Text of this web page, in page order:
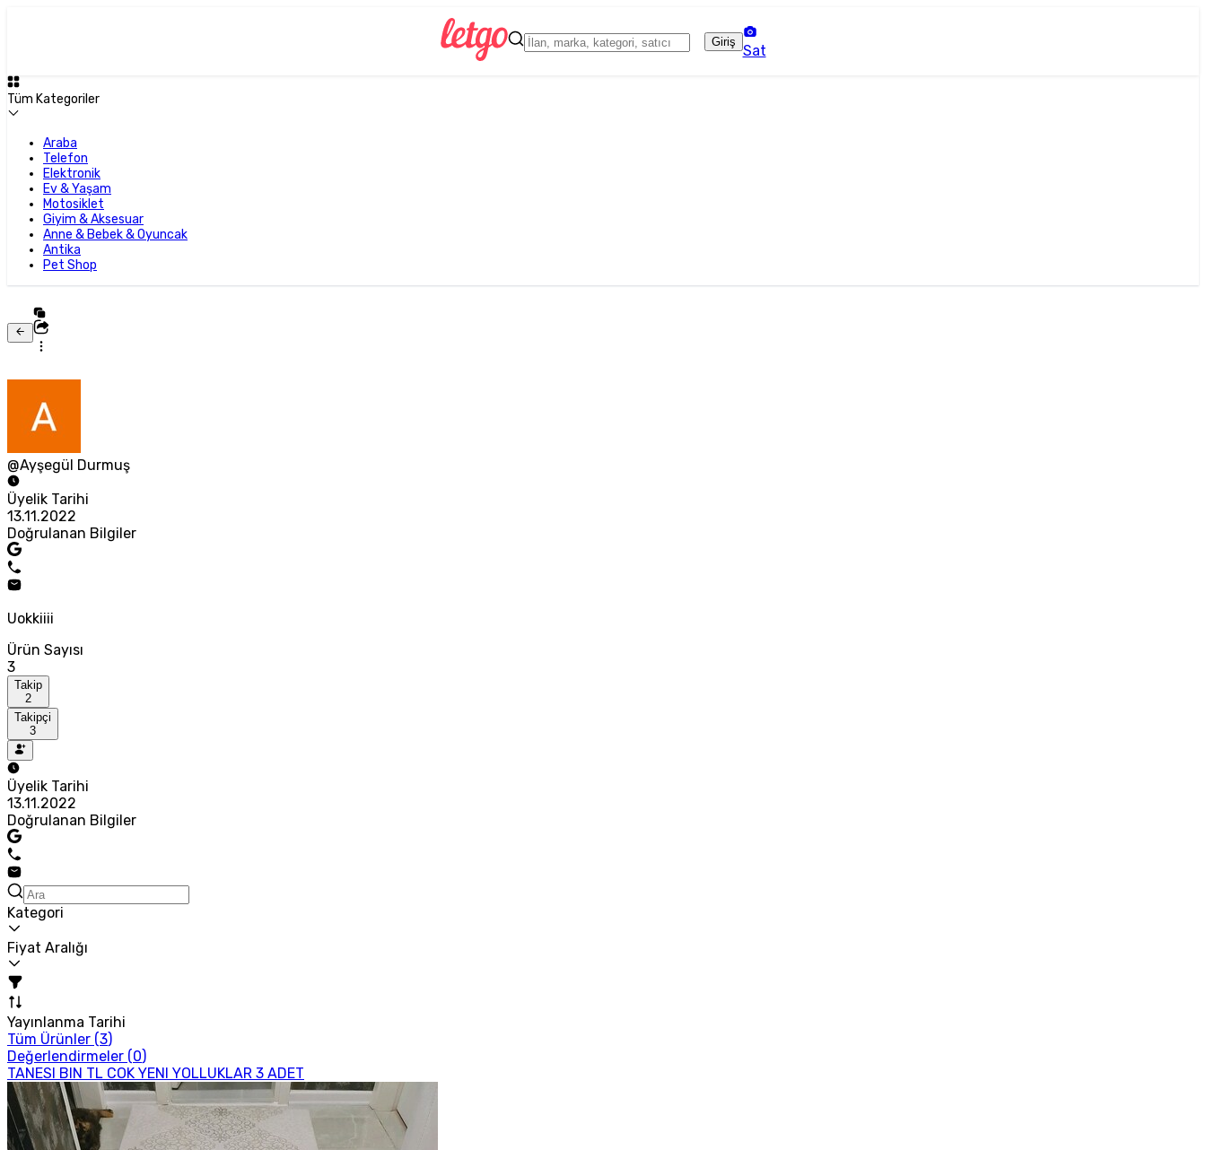
Giriş
Sat
Tüm Kategoriler
Araba
Telefon
Elektronik
Ev & Yaşam
Motosiklet
Giyim & Aksesuar
Anne & Bebek & Oyuncak
Antika
Pet Shop
@Ayşegül Durmuş
Üyelik Tarihi
13.11.2022
Doğrulanan Bilgiler
Uokkiiii
Ürün Sayısı
3
Takip
2
Takipçi
3
Üyelik Tarihi
13.11.2022
Doğrulanan Bilgiler
Kategori
Fiyat Aralığı
Yayınlanma Tarihi
Tüm Ürünler (3)
Değerlendirmeler (0)
TANESI BIN TL COK YENI YOLLUKLAR 3 ADET